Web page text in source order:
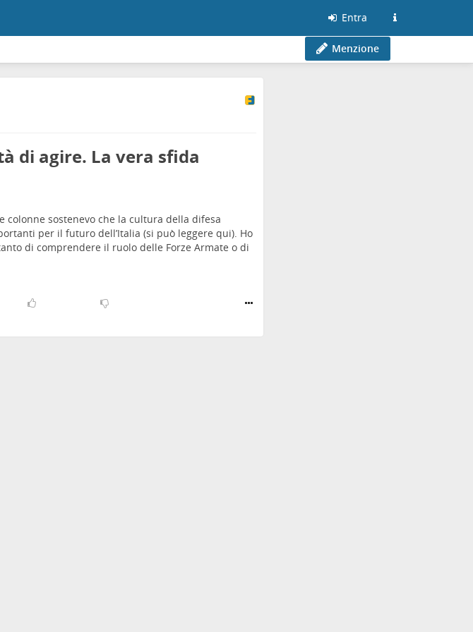
Entra
Menzione
di agire. La vera sfida
sostenevo che la cultura della difesa
per il futuro dell’Italia (si può leggere qui). Ho
di comprendere il ruolo delle Forze Armate o di